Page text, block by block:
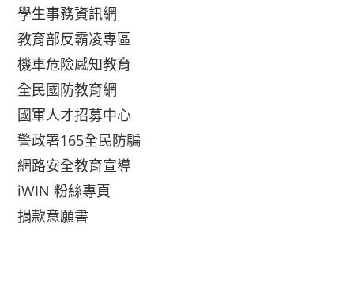
學生事務資訊網
教育部反霸凌專區
機車危險感知教育
全民國防教育網
國軍人才招募中心
警政署165全民防騙
網路安全教育宣導
iWIN 粉絲專頁
捐款意願書